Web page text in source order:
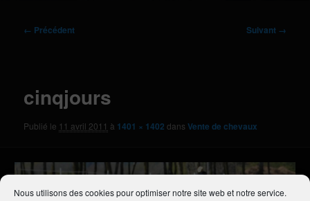
Nous utilisons des cookies pour optimiser notre site web et notre service.
Navigation
← Précédent Suivant →
cinqjours
Publié le 11 avril 2011 à 1401 × 1402 dansVente de chevaux